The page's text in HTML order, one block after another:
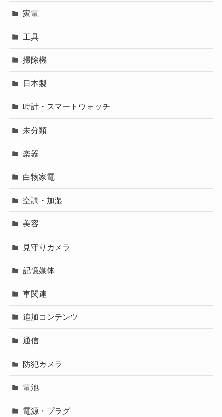
家電
工具
掃除機
日本製
時計・スマートウォッチ
未分類
楽器
白物家電
空調・加湿
美容
見守りカメラ
記憶媒体
車関連
追加コンテンツ
通信
防犯カメラ
電池
電源・プラグ